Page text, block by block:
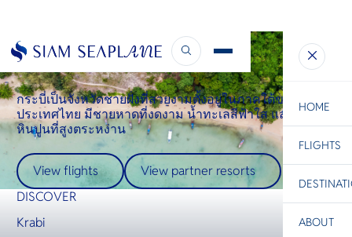
ESC
Bangkok Hua Hin Scenic Charter
HOME
FLIGHTS
ABOUT
Destinations
Krabi
กระบี่เป็นจังหวัดชายฝั่งที่สวยงามตั้งอยู่ในภาคใต้ของ
ประเทศไทย มีชายหาดที่งดงาม น้ำทะเลสีฟ้าใส และหน้าผา
หินปูนที่สูงตระหง่าน
View flights
View partner resorts
DISCOVER
Krabi